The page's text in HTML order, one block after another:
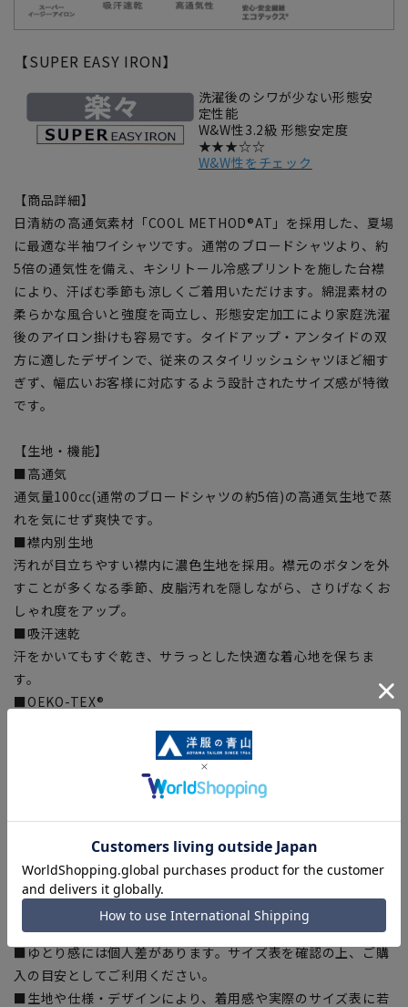
【SUPER EASY IRON】
洗濯後のシワが少ない形態安
定性能
W&W性3.2級 形態安定度
★★★☆☆
W&W性をチェック
【商品詳細】
日清紡の高通気素材「COOL METHOD®AT」を採用した、夏場
に最適な半袖ワイシャツです。通常のブロードシャツより、約
5倍の通気性を備え、キシリトール冷感プリントを施した台襟
により、汗ばむ季節も涼しくご着用いただけます。綿混素材の
柔らかな風合いと強度を両立し、形態安定加工により家庭洗濯
後のアイロン掛けも容易です。タイドアップ・アンタイドの双
方に適したデザインで、従来のスタイリッシュシャツほど細す
ぎず、幅広いお客様に対応するよう設計されたサイズ感が特徴
です。
【生地・機能】
■高通気
通気量100㏄(通常のブロードシャツの約5倍)の高通気生地で蒸
れを気にせず爽快です。
■襟内別生地
汚れが目立ちやすい襟内に濃色生地を採用。襟元のボタンを外
すことが多くなる季節、皮脂汚れを隠しながら、さりげなくお
しゃれ度をアップ。
■吸汗速乾
汗をかいてもすぐ乾き、サラっとした快適な着心地を保ちま
す。
■OEKO-TEX®
「OEKO-TEX®STANDARD100」に認証された素材を使用しま
した。生地から付属まで、すべてに於いて厳しい基準をクリア
した素材を使用しているので、安心して着用いただけます。
【シルエット】《やや細め(スッキリ)》 (当社比)
【商品に関するご注意】
■商品画像はサンプルのため、色味やサイズ等の仕様に変更が
ある場合がございますので、予めご了承ください。
■ゆとり感には個人差があります。サイズ表を確認の上、ご購
入の目安としてご利用ください。
■生地や仕様・デザインにより、着用感や実際のサイズ表に若